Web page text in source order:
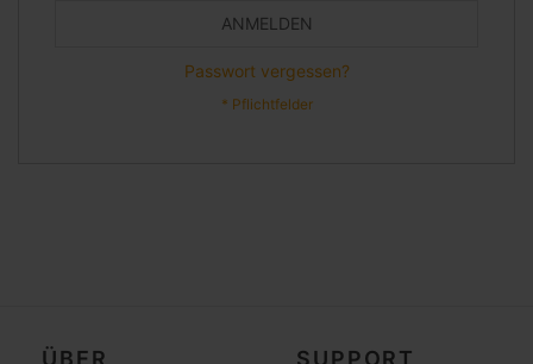
ANMELDEN
Passwort vergessen?